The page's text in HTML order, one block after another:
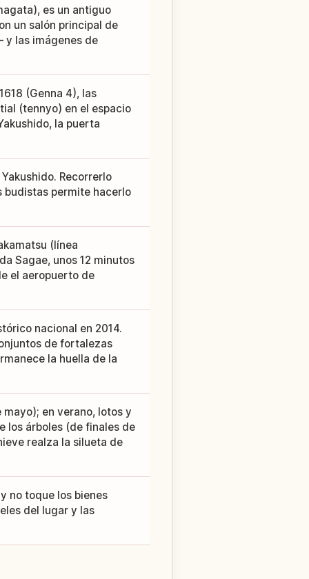
es un antiguo
un salón principal de
las imágenes de
(Genna 4), las
(tennyo) en el espacio
la puerta
Recorrerlo
permite hacerlo
(línea
Sagae, unos 12 minutos
el aeropuerto de
nacional en 2014.
de fortalezas
la huella de la
en verano, lotos y
los árboles (de finales de
realza la silueta de
no toque los bienes
del lugar y las